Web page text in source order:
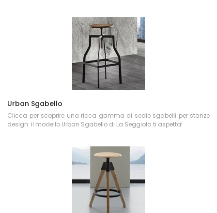
Urban Sgabello
Clicca per scoprire una ricca gamma di sedie sgabelli per stanze
design: il modello Urban Sgabello di La Seggiola ti aspetta!